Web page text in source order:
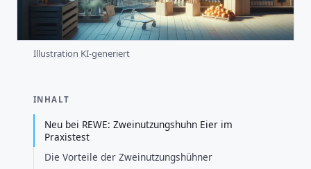
Illustration KI-generiert
INHALT
Neu bei REWE: Zweinutzungshuhn Eier im
Praxistest
Die Vorteile der Zweinutzungshühner